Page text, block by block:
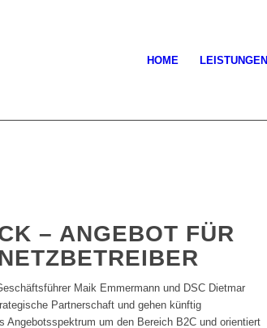
HOME LEISTUNGEN
– ANGEBOT FÜR
Maik Emmermann und DSC Dietmar
Partnerschaft und gehen künftig
Angebotsspektrum um den Bereich B2C und orientiert